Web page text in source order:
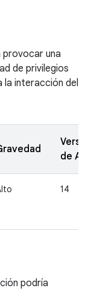
provocar una
de privilegios
la interacción del
de
14
podría